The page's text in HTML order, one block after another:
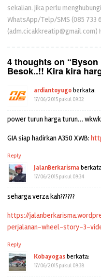
sekalian. Jika perlu
WhatsApp/Telp/SMS (085 733
(adm.cicakkreatip@gmail.com)
4 thoughts on “Byson
Besok..!! Kira kira
ardiantoyugoberkata:
17/06/2015 pukul 09:32
power turun harga turun…
GIA siap hadirkan A350 XWB:
Reply
JalanBerkarisma
17/06/2015 pukul 09:34
seharga verza kah??????
https://
perjalanan-wheel-story-3-
Reply
Kobayogasberkata:
17/06/2015 pukul 09:38